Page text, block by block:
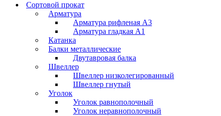
Сортовой прокат
Арматура
Арматура рифленая А3
Арматура гладкая А1
Катанка
Балки металлические
Двутавровая балка
Швеллер
Швеллер низколегированный
Швеллер гнутый
Уголок
Уголок равнополочный
Уголок неравнополочный